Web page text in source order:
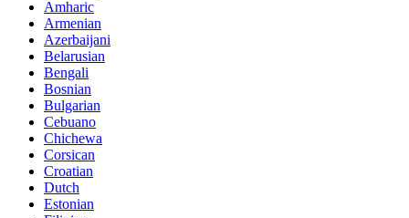
Amharic
Armenian
Azerbaijani
Belarusian
Bengali
Bosnian
Bulgarian
Cebuano
Chichewa
Corsican
Croatian
Dutch
Estonian